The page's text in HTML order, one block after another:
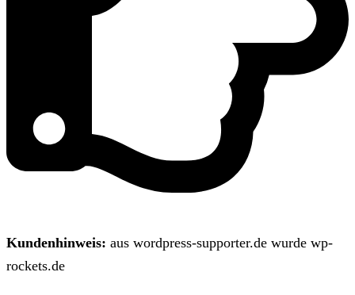
Kundenhinweis: aus wordpress-supporter.de wurde wp-
rockets.de